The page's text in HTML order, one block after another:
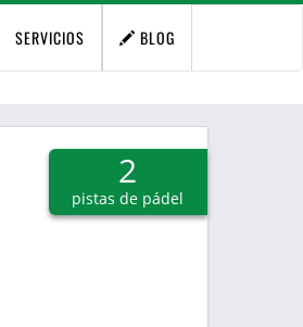
SERVICIOS BLOG
2
pistas de pádel